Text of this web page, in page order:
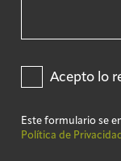
Acepto lo
Este formulario se
Política de Privacidad